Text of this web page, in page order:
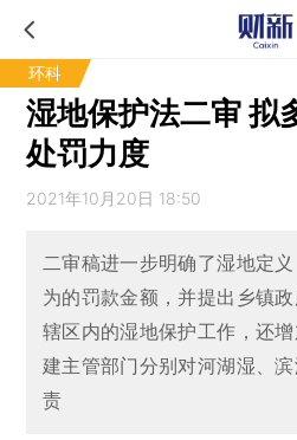
环科
湿地保护法二审 拟
处罚力度
2021年10月20日 18:50
二审稿进一步明确了湿地定
为的罚款金额，并提出乡镇
辖区内的湿地保护工作，还
建主管部门分别对河湖湿、
责